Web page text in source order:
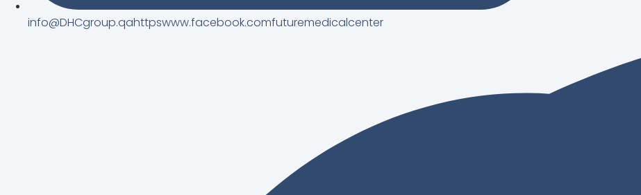
info@DHCgroup.qahttpswww.facebook.comfuturemedicalcenter